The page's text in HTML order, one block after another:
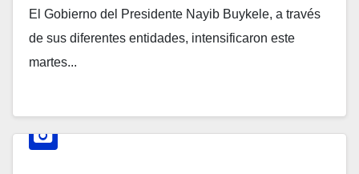
El Gobierno del Presidente Nayib Buykele, a través
de sus diferentes entidades, intensificaron este
martes...